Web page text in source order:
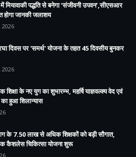
में मियावाकी पद्धति से बनेगा ‘संजीवनी उपवन’,सीएसआर
जानकी जलाशय
2026
दिवस पर 'समर्थ' योजना के तहत 45 दिवसीय बुनकर
2026
शिक्षा के नए युग का शुभारम्भ, महर्षि याज्ञवल्क्य वेद एवं
का हुआ शिलान्यास
के 7.50 लाख से अधिक शिक्षकों को बड़ी सौगात,
कैशलेस चिकित्सा योजना शुरू